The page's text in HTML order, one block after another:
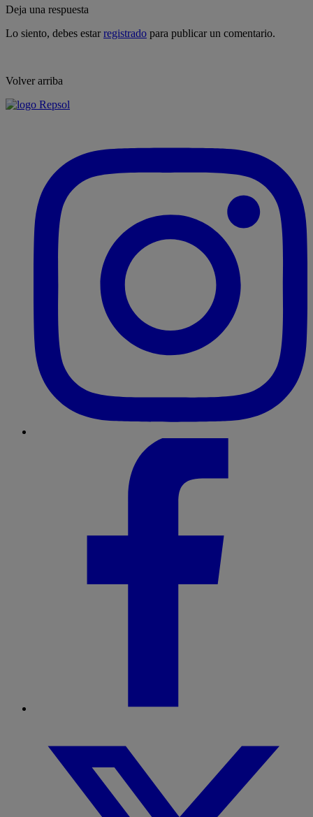
Deja una respuesta
Lo siento, debes estarregistrado para publicar un comentario.
Volver arriba